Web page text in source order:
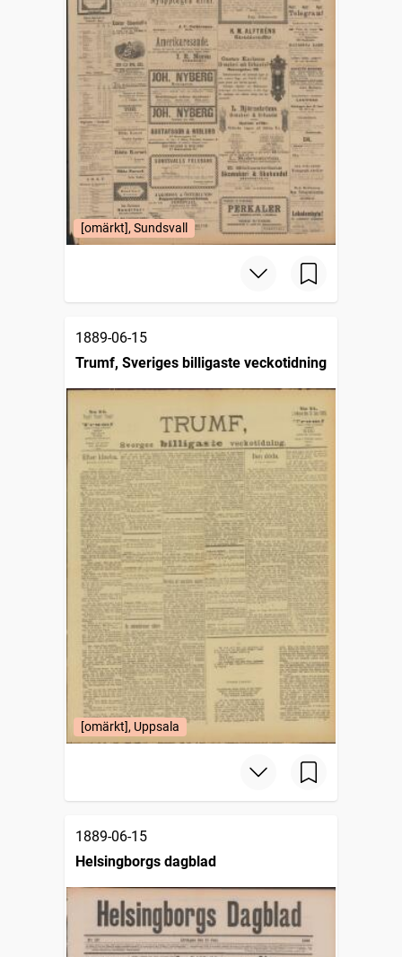
[omärkt], Sundsvall
1889-06-15
Trumf, Sveriges billigaste veckotidning
[omärkt], Uppsala
1889-06-15
Helsingborgs dagblad